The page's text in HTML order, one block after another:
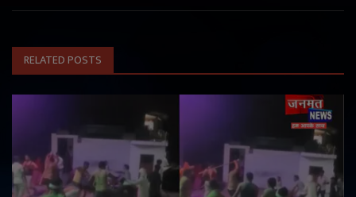
RELATED POSTS